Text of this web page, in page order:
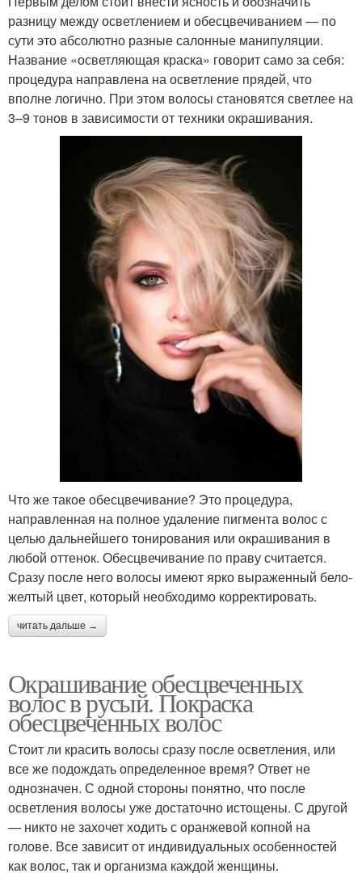
разницу между осветлением и обесцвечиванием — по
сути это абсолютно разные салонные манипуляции.
Название «осветляющая краска» говорит само за себя:
процедура направлена на осветление прядей, что
вполне логично. При этом волосы становятся светлее на
3–9 тонов в зависимости от техники окрашивания.
Что же такое обесцвечивание? Это процедура,
направленная на полное удаление пигмента волос с
целью дальнейшего тонирования или окрашивания в
любой оттенок. Обесцвечивание по праву считается.
Сразу после него волосы имеют ярко выраженный бело-
желтый цвет, который необходимо корректировать.
читать дальше →
Окрашивание обесцвеченных
волос в русый. Покраска
обесцвеченных волос
Стоит ли красить волосы сразу после осветления, или
все же подождать определенное время? Ответ не
однозначен. С одной стороны понятно, что после
осветления волосы уже достаточно истощены. С другой
— никто не захочет ходить с оранжевой копной на
голове. Все зависит от индивидуальных особенностей
как волос, так и организма каждой женщины.